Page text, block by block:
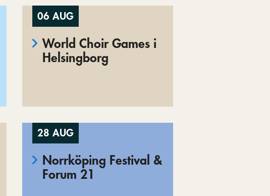
06 AUG
World Choir Games i
Helsingborg
28 AUG
Norrköping Festival &
Forum 21